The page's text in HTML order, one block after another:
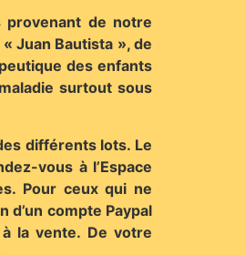
provenant de notre
Juan Bautista », de
des enfants
surtout sous
différents lots. Le
vous à l’Espace
Pour ceux qui ne
d’un compte Paypal
la vente. De votre